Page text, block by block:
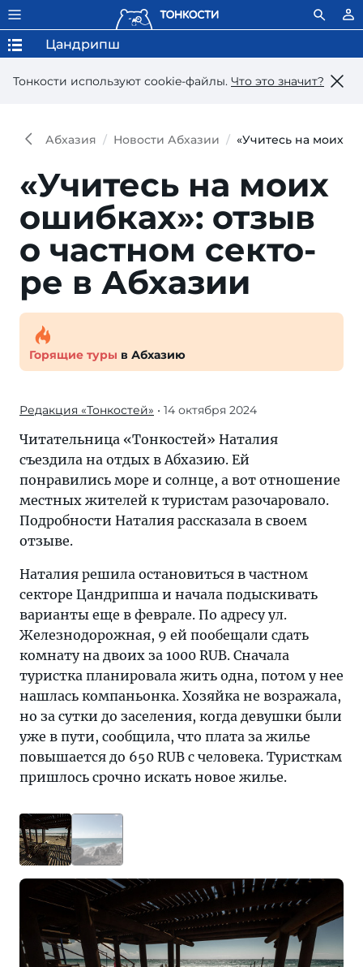
Тонкости используют сookie-файлы. Что это значит?
Цандрипш
Абхазия Новости Абхазии «Учитесь на моих
«Учитесь на моих
ошибках»: от­зыв
о частном секто­
ре в Абхазии
Горящие туры в Абхазию
Редакция «Тонкостей» • 14 октября 2024
Читательница «Тонкостей» Наталия
съездила на отдых в Абхазию. Ей
понравились море и солнце, а вот отношение
местных жителей к туристам разочаровало.
Подробности Наталия рассказала в своем
отзыве.
Наталия решила остановиться в частном
секторе Цандрипша и начала подыскивать
варианты еще в феврале. По адресу ул.
Железнодорожная, 9 ей пообещали сдать
комнату на двоих за 1000 RUB. Сначала
туристка планировала жить одна, потом у нее
нашлась компаньонка. Хозяйка не возражала,
но за сутки до заселения, когда девушки были
уже в пути, сообщила, что плата за жилье
повышается до 650 RUB с человека. Туристкам
пришлось срочно искать новое жилье.